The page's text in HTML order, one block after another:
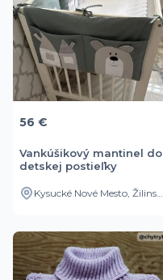
56 €
Vankúšikový mantinel do
detskej postieľky